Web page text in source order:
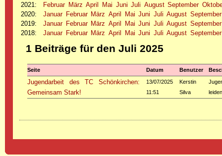
2021: Februar März April Mai Juni Juli August September
2020: Januar Februar März April Mai Juni Juli August September
2019: Januar Februar März April Mai Juni Juli August September
2018: Januar Februar März April Mai Juni Juli August September
1 Beiträge für den Juli 2025
Seite Datum Benutzer
Jugendarbeit des TC Schönkirchen:
Gemeinsam Stark!
13/07/2025
11:51
Kerstin
Silva